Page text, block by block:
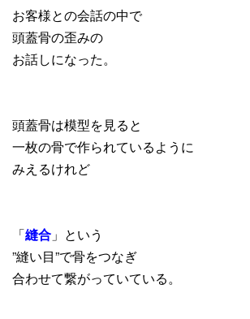
お客様との会話の中で
頭蓋骨の歪みの
お話しになった。
頭蓋骨は模型を見ると
一枚の骨で作られているように
みえるけれど
「縫合 」という
”縫い目”で骨をつなぎ
合わせて繋がっていている。